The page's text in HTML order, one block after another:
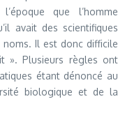
que l’homme
avait des scientifiques
Il est donc difficile
». Plusieurs règles ont
étant dénoncé au
biologique et de la